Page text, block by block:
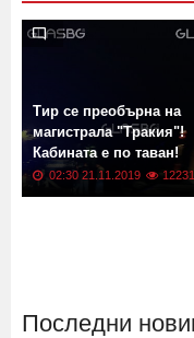
Тир се преобърна на
магистрала "Тракия"!
Кабината е по таван!
02:30 21.11.2019 12231
Последни